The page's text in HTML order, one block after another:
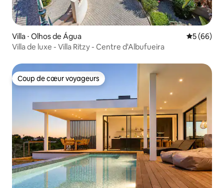
Villa ⋅ Olhos de Água
5 (66)
Villa de luxe - Villa Ritzy - Centre d'Albufueira
Coup de cœur voyageurs
Coup de cœur voyageurs